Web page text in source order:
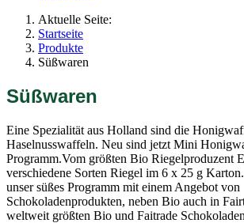
Aktuelle Seite:
Startseite
Produkte
Süßwaren
Süßwaren
Eine Spezialität aus Holland sind die
Haselnusswaffeln. Neu sind jetzt Mini
Programm.Vom größten Bio Riegelproduzent
verschiedene Sorten Riegel im 6 x 25 g
unser süßes Programm mit einem Angebot von
Schokoladenprodukten, neben Bio auch in
weltweit größten Bio und Faitrade